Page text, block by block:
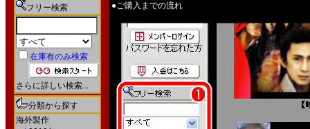
フリー検索
在庫有のみ検索
さらに詳しい検索...
分類から探す
海外製作
●ご購入までの流れ